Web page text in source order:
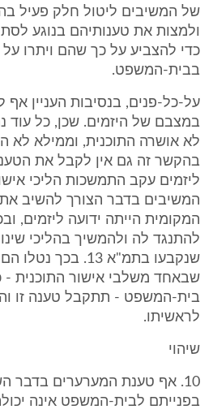
של המשיבים ליטול חלק פעיל
ולמצות את טענותיהם בנוגע
כדי להצביע על כך שהם ויתרו על
בבית-המשפט.
על-כל-פנים, בנסיבות העניין אף
במצבם של היזמים. שכן, כל עוד
לא אושרה התוכנית, וממילא לא
בהקשר זה גם אין לקבל את
ליזמים עקב התמשכות הליכי
המשיבים בדבר הצורך להשיב את
המקומית הייתה ידועה ליזמים,
להתנגד לה ולהמשיך בהליכי
שנקבעו בתמ"א 13.
שבאחד משלבי אישור התוכנית -
בית-המשפט - תתקבל טענה זו
לראשיתו.
שיהוי
10. אף טענת המערערים בדבר
בפנייתם לבית-המשפט אינה